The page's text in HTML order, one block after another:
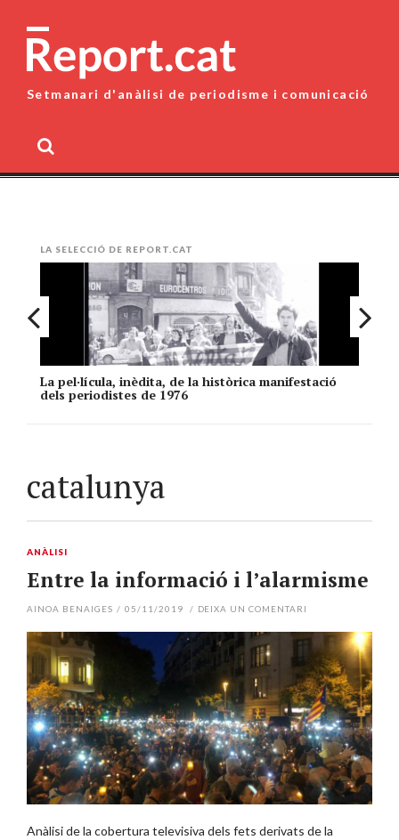
content
Setmanari d'anàlisi de periodisme i comunicació
LA SELECCIÓ DE REPORT.CAT
La pel·lícula, inèdita, de la històrica manifestació
dels periodistes de 1976
catalunya
ANÀLISI
Entre la informació i l’alarmisme
AINOA BENAIGES / 05/11/2019 / DEIXA UN COMENTARI
Anàlisi de la cobertura televisiva dels fets derivats de la